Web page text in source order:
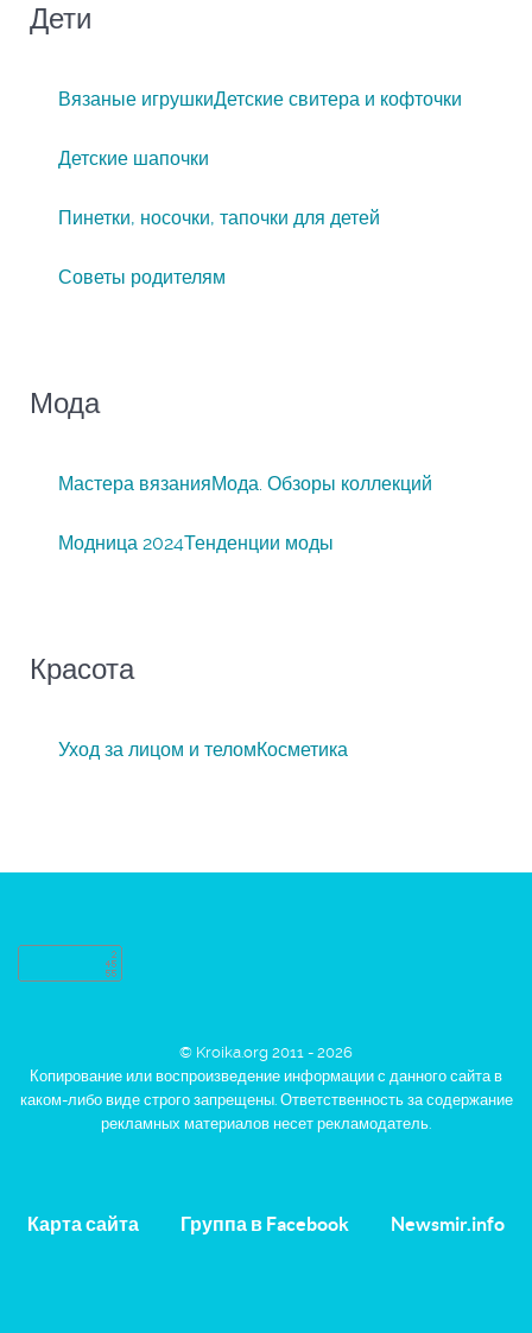
Дети
Вязаные игрушкиДетские свитера и кофточки
Детские шапочки
Пинетки, носочки, тапочки для детей
Советы родителям
Мода
Мастера вязанияМода. Обзоры коллекций
Модница 2024Тенденции моды
Красота
Уход за лицом и теломКосметика
© Kroika.org 2011 - 2026
Копирование или воспроизведение информации с данного сайта в
каком-либо виде строго запрещены. Ответственность за содержание
рекламных материалов несет рекламодатель.
Карта сайта Группа в Facebook Newsmir.info